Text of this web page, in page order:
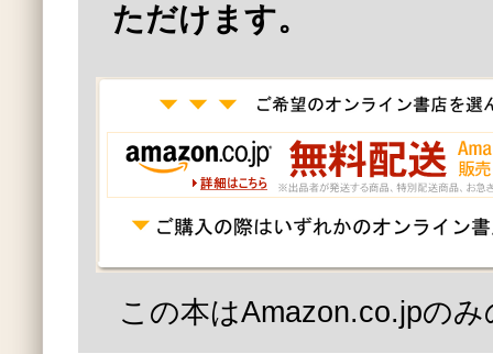
ただけます。
この本はAmazon.co.jpの